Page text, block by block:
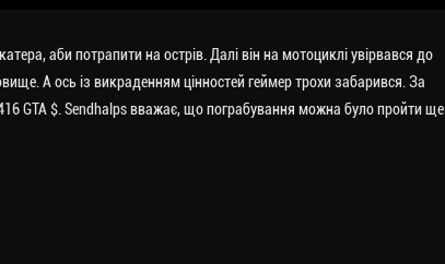
аби потрапити на острів. Далі він на мотоциклі увірвався до
А ось із викраденням цінностей геймер трохи забарився. За
GTA $. Sendhalps вважає, що пограбування можна було пройти ще